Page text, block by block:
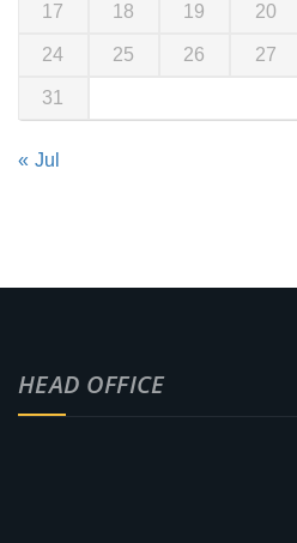
17 18 19 20
24 25 26 27
31
« Jul
HEAD OFFICE